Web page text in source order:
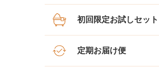
初回限定お試しセット
定期お届け便